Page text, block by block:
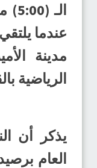
عندما
مدينة
الرياضية
يذكر أن